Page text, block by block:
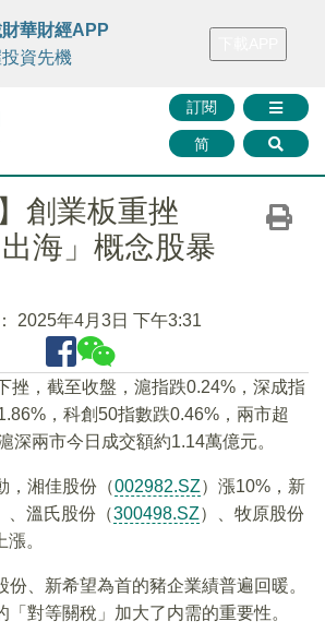
FINTV FINMETA 財華證券 媒體矩陣
訂閱
简
華財經APP
資先機
創業板重挫
海」概念股暴
2025年4月3日 下午3:31
挫，截至收盤，滬指跌0.24%，深成指
，科創50指數跌0.46%，兩市超
深兩市今日成交額約1.14萬億元。
，湘佳股份（002982.SZ）漲10%，新
、溫氏股份（300498.SZ）、牧原股份
漲。
份、新希望為首的豬企業績普遍回暖。
「對等關稅」加大了内需的重要性。